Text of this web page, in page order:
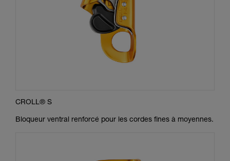
CROLL® S
Bloqueur ventral renforcé pour les cordes fines à moyennes.